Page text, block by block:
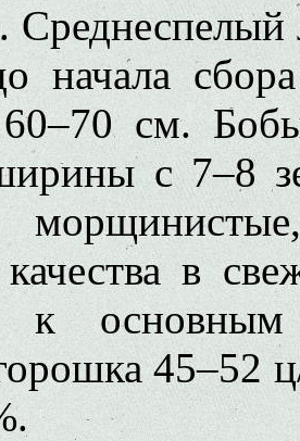
.
начала
60–70 см.
с 7–8
в
к основным
45–52